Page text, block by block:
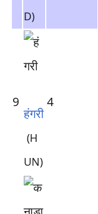
D)
9
हंगरी
(H
UN)
4